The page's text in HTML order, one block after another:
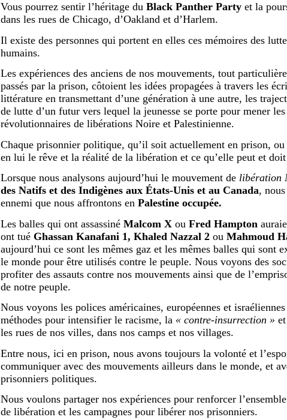
Vous pourrez sentir l’héritage du Black Panther Party et la
dans les rues de Chicago, d’Oakland et d’Harlem.
Il existe des personnes qui portent en elles ces mémoires des
humains.
Les expériences des anciens de nos mouvements, tout
passés par la prison, côtoient les idées propagées à travers les
littérature en transmettant d’une génération à une autre, les
de lutte d’un futur vers lequel la jeunesse se porte pour mener
révolutionnaires de libérations Noire et Palestinienne.
Chaque prisonnier politique, qu’il soit actuellement en prison, ou
en lui le rêve et la réalité de la libération et ce qu’elle peut et
Lorsque nous analysons aujourd’hui le mouvement de libération
des Natifs et des Indigènes aux États-Unis et au Canada,
ennemi que nous affrontons en Palestine occupée.
Les balles qui ont assassiné Malcom X ou Fred Hampton
ont tué Ghassan Kanafani 1, Khaled Nazzal 2 ou Mahmoud
aujourd’hui ce sont les mêmes gaz et les mêmes balles qui sont
le monde pour être utilisés contre le peuple. Nous voyons des
profiter des assauts contre nos mouvements ainsi que de
de notre peuple.
Nous voyons les polices américaines, européennes et
méthodes pour intensifier le racisme, la « contre-insurrection »
les rues de nos villes, dans nos camps et nos villages.
Entre nous, ici en prison, nous avons toujours la volonté et
communiquer avec des mouvements ailleurs dans le monde, et
prisonniers politiques.
Nous voulons partager nos expériences pour renforcer
de libération et les campagnes pour libérer nos prisonniers.